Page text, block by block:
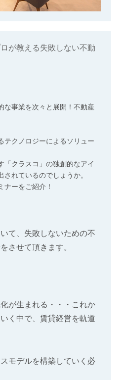
が教える失敗しない不動
な事業を次々と展開！不動産
テクノロジーによるソリュー
「クラスコ」の独創的なアイ
れているのでしょうか。
ナーをご紹介！
て、失敗しないための不
させて頂きます。
が生まれる・・・これか
く中で、賃貸経営を軌道
モデルを構築していく必